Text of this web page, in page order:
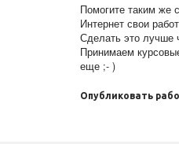
Помогите таким же
Интернет свои
Сделать это лучше
Принимаем
еще ;- )
Опубликовать